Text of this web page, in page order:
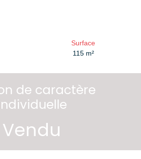
Surface
115 m²
de caractère
Vendu